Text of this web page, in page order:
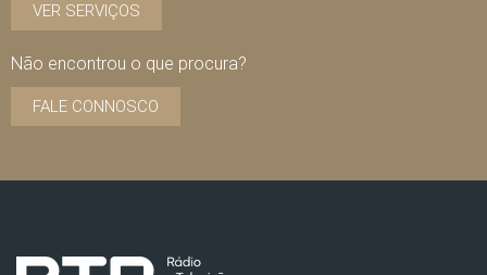
VER SERVIÇOS
Não encontrou o que procura?
FALE CONNOSCO